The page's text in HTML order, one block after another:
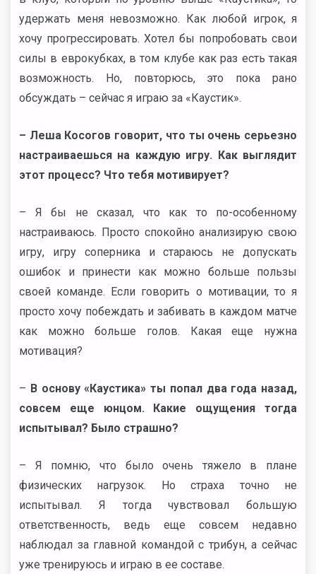
удержать меня невозможно. Как любой игрок, я
хочу прогрессировать. Хотел бы попробовать свои
силы в еврокубках, в том клубе как раз есть такая
возможность. Но, повторюсь, это пока рано
обсуждать – сейчас я играю за «Каустик».
– Леша Косогов говорит, что ты очень серьезно
настраиваешься на каждую игру. Как выглядит
этот процесс? Что тебя мотивирует?
– Я бы не сказал, что как то по-особенному
настраиваюсь. Просто спокойно анализирую свою
игру, игру соперника и стараюсь не допускать
ошибок и принести как можно больше пользы
своей команде. Если говорить о мотивации, то я
просто хочу побеждать и забивать в каждом матче
как можно больше голов. Какая еще нужна
мотивация?
– В основу «Каустика» ты попал два года назад,
совсем еще юнцом. Какие ощущения тогда
испытывал? Было страшно?
– Я помню, что было очень тяжело в плане
физических нагрузок. Но страха точно не
испытывал. Я тогда чувствовал большую
ответственность, ведь еще совсем недавно
наблюдал за главной командой с трибун, а сейчас
уже тренируюсь и играю в ее составе.